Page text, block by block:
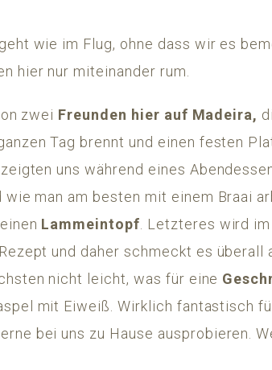
wie im Flug, ohne dass wir es
hier nur miteinander rum.
zwei Freunden hier auf Madeira,
Tag brennt und einen festen
uns während eines
man am besten mit einem Braai
Lammeintopf . Letzteres wird
und daher schmeckt es überall
nicht leicht, was für eine
mit Eiweiß. Wirklich fantastisch
bei uns zu Hause ausprobieren.